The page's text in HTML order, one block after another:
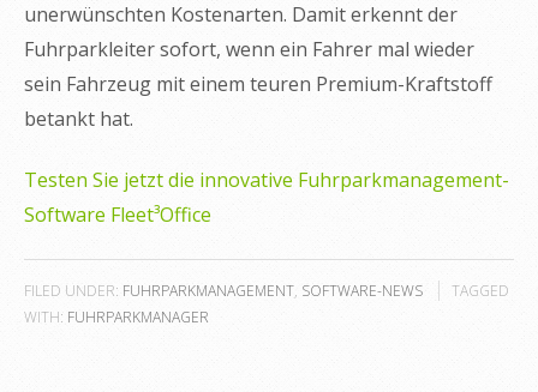
unerwünschten Kostenarten. Damit erkennt der
Fuhrparkleiter sofort, wenn ein Fahrer mal wieder
sein Fahrzeug mit einem teuren Premium-Kraftstoff
betankt hat.
Testen Sie jetzt die innovative Fuhrparkmanagement-
Software Fleet³Office
FILED UNDER: FUHRPARKMANAGEMENT, SOFTWARE-NEWS
TAGGED
WITH: FUHRPARKMANAGER